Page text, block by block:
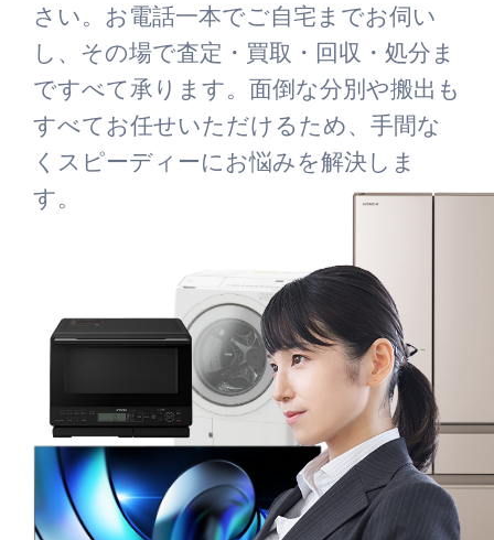
さい。お電話一本でご自宅までお伺い
し、その場で査定・買取・回収・処分ま
ですべて承ります。面倒な分別や搬出も
すべてお任せいただけるため、手間な
くスピーディーにお悩みを解決しま
す。